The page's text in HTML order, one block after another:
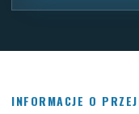
INFORMACJE O